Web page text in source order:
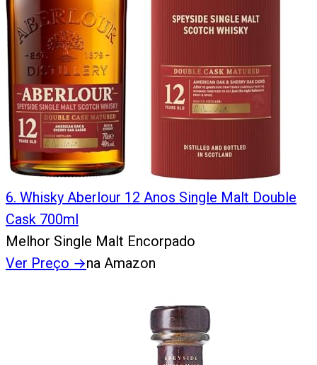
6. Whisky Aberlour 12 Anos Single Malt Double
Cask 700ml
Melhor Single Malt Encorpado
Ver Preço →na Amazon